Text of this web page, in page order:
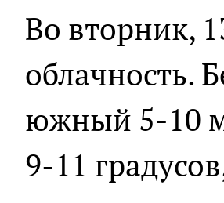
Во вторник,
облачность.
южный 5-10
9-11